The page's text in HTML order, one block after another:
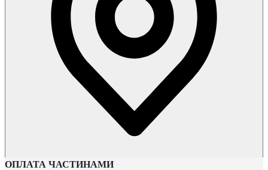
Наявність в магазинах
ОПЛАТА ЧАСТИНАМИ